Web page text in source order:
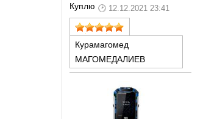
Куплю
12.12.2021 23:41
Курамагомед
МАГОМЕДАЛИЕВ